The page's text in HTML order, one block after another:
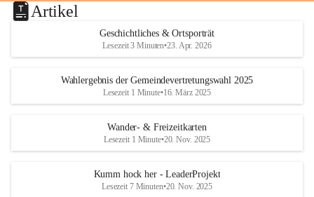
Artikel
Geschichtliches & Ortsporträt
Lesezeit 3 Minuten•23. Apr. 2026
Wahlergebnis der Gemeindevertretungswahl 2025
Lesezeit 1 Minute•16. März 2025
Wander- & Freizeitkarten
Lesezeit 1 Minute•20. Nov. 2025
Kumm hock her - LeaderProjekt
Lesezeit 7 Minuten•20. Nov. 2025